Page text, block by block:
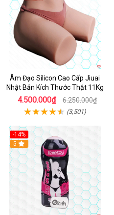
Âm Đạo Silicon Cao Cấp Jiuai
Nhật Bản Kích Thước Thật 11Kg
4.500.000₫ 6.250.000₫
(3,501)
-14%
Hot
5